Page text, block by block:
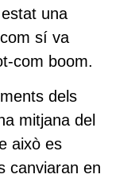
una
sí va
com boom.
dels
mitjana del
això es
canviaran en